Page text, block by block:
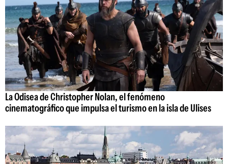
La Odisea de Christopher Nolan, el fenómeno
cinematográfico que impulsa el turismo en la isla de Ulises